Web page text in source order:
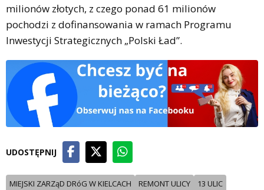
milionów złotych, z czego ponad 61 milionów
pochodzi z dofinansowania w ramach Programu
Inwestycji Strategicznych „Polski Ład”.
UDOSTĘPNIJ
MIEJSKI ZARZąD DRóG W KIELCACH REMONT ULICY
13 ULIC